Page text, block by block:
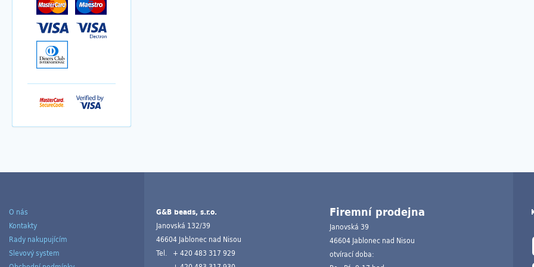
O nás
Kontakty
Rady nakupujícím
Slevový system
G&B beads, s.r.o.
Janovská 132/39
46604 Jablonec nad Nisou
Tel.
+ 420 483 317 929
Firemní prodejna
Janovská 39
46604 Jablonec nad Nisou
otvírací doba: